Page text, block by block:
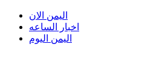
اليمن الان
اخبار الساعه
اليمن اليوم